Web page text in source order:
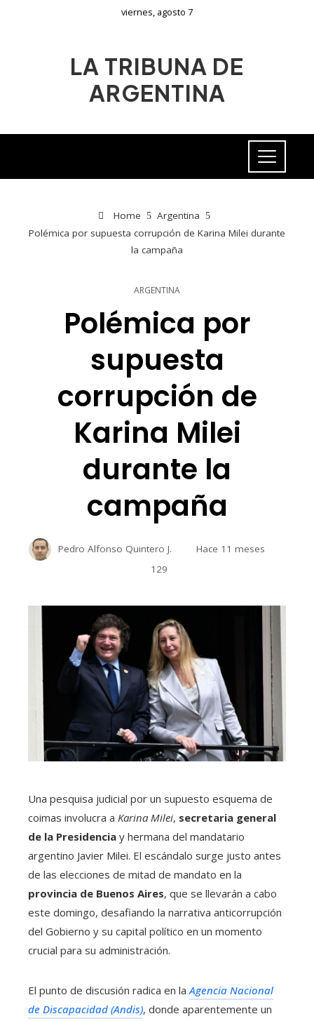
viernes, agosto 7
LA TRIBUNA DE
ARGENTINA
Home
Argentina
Polémica por supuesta corrupción de Karina Milei durante
la campaña
ARGENTINA
Polémica por
supuesta
corrupción de
Karina Milei
durante la
campaña
Pedro Alfonso Quintero J.
Hace 11 meses
129
Una pesquisa judicial por un supuesto esquema de
coimas involucra a Karina Milei, secretaria general
de la Presidencia y hermana del mandatario
argentino Javier Milei. El escándalo surge justo antes
de las elecciones de mitad de mandato en la
provincia de Buenos Aires, que se llevarán a cabo
este domingo, desafiando la narrativa anticorrupción
del Gobierno y su capital político en un momento
crucial para su administración.
El punto de discusión radica en la Agencia Nacional
de Discapacidad (Andis), donde aparentemente un